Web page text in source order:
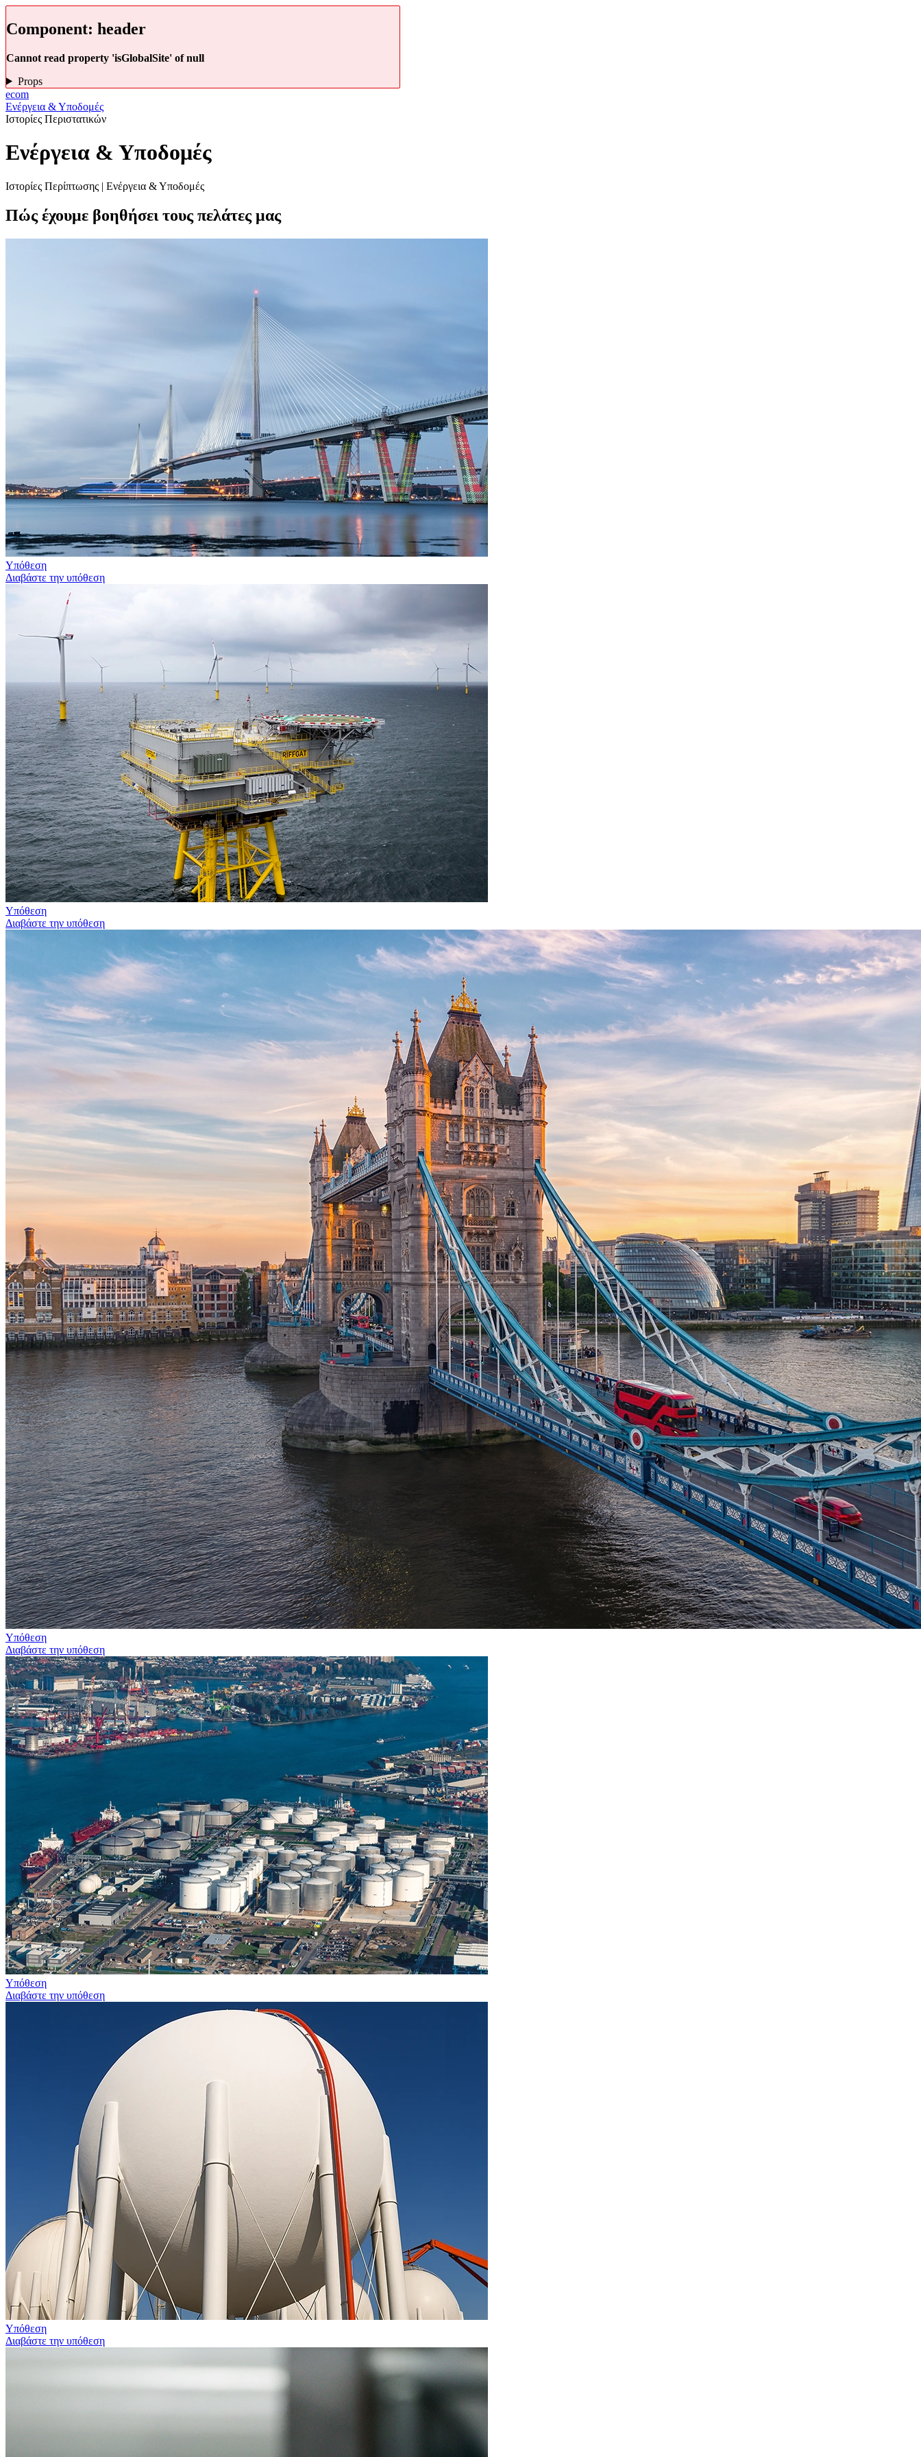
Component: header
Cannot read property 'isGlobalSite' of null
Props
ecom
Ενέργεια & Υποδομές
Ιστορίες Περιστατικών
Ενέργεια & Υποδομές
Ιστορίες Περίπτωσης | Ενέργεια & Υποδομές
Πώς έχουμε βοηθήσει τους πελάτες μας
Υπόθεση
Διαβάστε την υπόθεση
Υπόθεση
Διαβάστε την υπόθεση
Υπόθεση
Διαβάστε την υπόθεση
Υπόθεση
Διαβάστε την υπόθεση
Υπόθεση
Διαβάστε την υπόθεση